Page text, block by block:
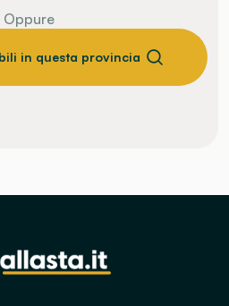
Oppure
in questa provincia